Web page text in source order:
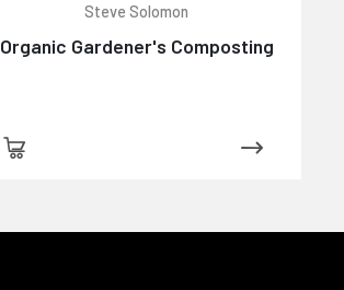
Steve Solomon
Organic Gardener's Composting